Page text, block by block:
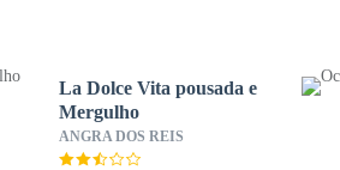
La Dolce Vita pousada e
Mergulho
ANGRA DOS REIS